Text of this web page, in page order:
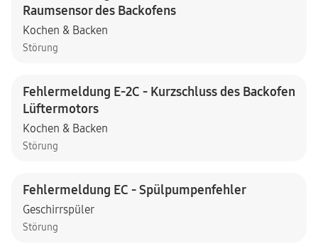
Raumsensor des Backofens
Kochen & Backen
Störung
Fehlermeldung E-2C - Kurzschluss des Backofen
Lüftermotors
Kochen & Backen
Störung
Fehlermeldung EC - Spülpumpenfehler
Geschirrspüler
Störung